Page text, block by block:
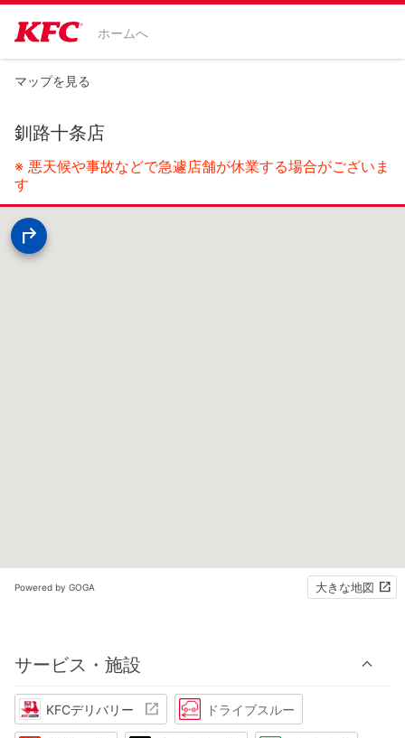
ホームへ
マップを見る
釧路十条店
※ 悪天候や事故などで急遽店舗が休業する場合がございま
す
Powered by GOGA 大きな地図
サービス・施設
KFCデリバリー ドライブスルー